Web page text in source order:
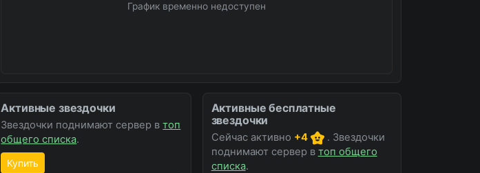
График временно недоступен
Активные звездочки
Звездочки поднимают сервер втоп
общего списка.
Купить
Активные бесплатные
звездочки
Сейчас активно +4
. Звездочки
поднимают сервер в топ общего
списка.